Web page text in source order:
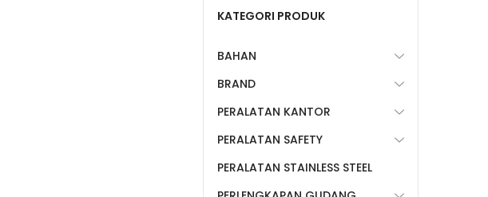
KATEGORI PRODUK
BAHAN
BRAND
PERALATAN KANTOR
PERALATAN SAFETY
PERALATAN STAINLESS STEEL